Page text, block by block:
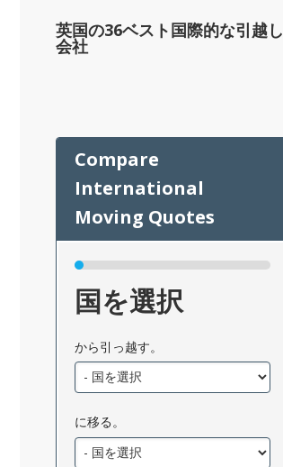
英国の36ベスト国際的な引越し
会社
国を選択
から引っ越す。
に移る。